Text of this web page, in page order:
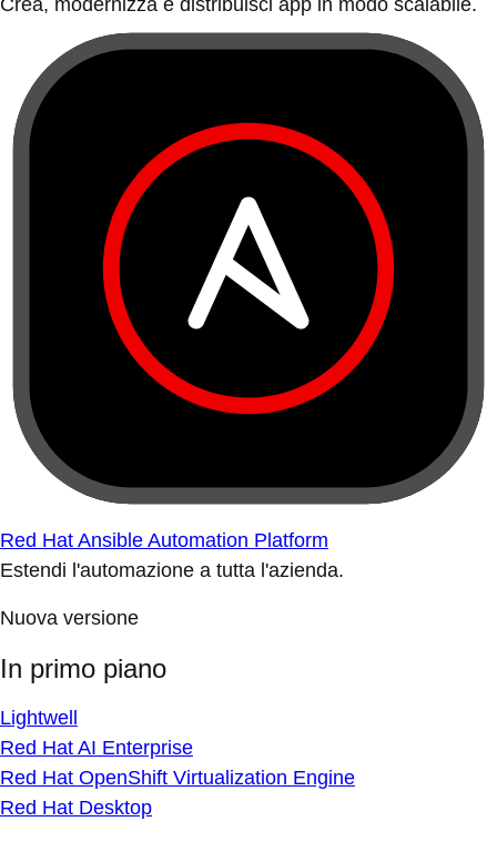
Crea, modernizza e distribuisci app in modo scalabile.
Red Hat Ansible Automation Platform
Estendi l'automazione a tutta l'azienda.
Nuova versione
In primo piano
Lightwell
Red Hat AI Enterprise
Red Hat OpenShift Virtualization Engine
Red Hat Desktop